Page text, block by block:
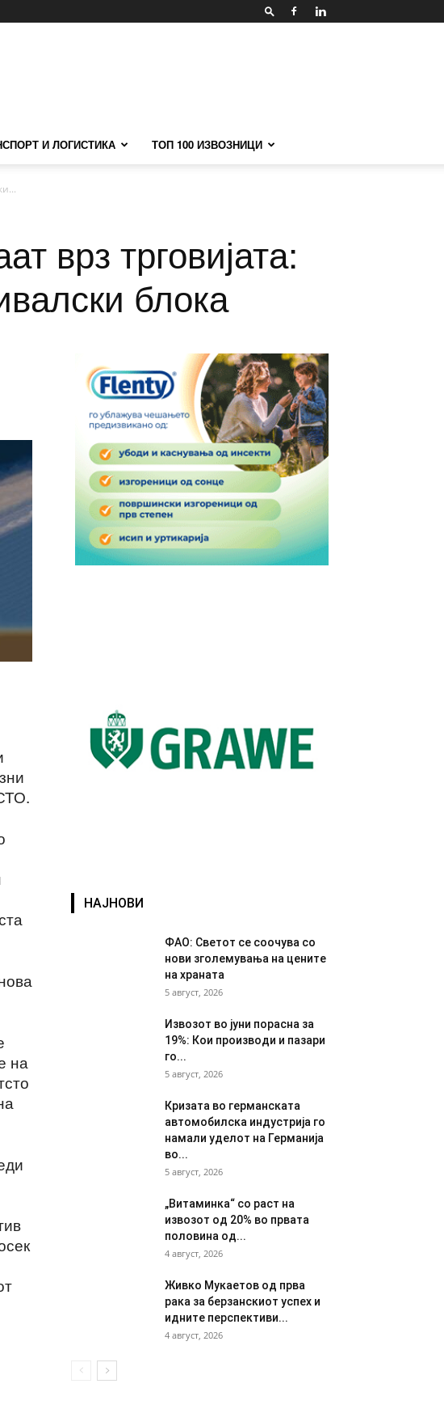
И ЛОГИСТИКА ТОП 100 ИЗВОЗНИЦИ
врз трговијата:
блока
на
НАЈНОВИ
ФАО: Светот се соочува со
нови зголемувања на цените
на храната
5 август, 2026
Извозот во јуни порасна за
19%: Кои производи и пазари
го...
5 август, 2026
Кризата во германската
автомобилска индустрија го
намали уделот на Германија
во...
5 август, 2026
„Витаминка“ со раст на
извозот од 20% во првата
половина од...
4 август, 2026
Живко Мукаетов од прва
рака за берзанскиот успех и
идните перспективи...
4 август, 2026